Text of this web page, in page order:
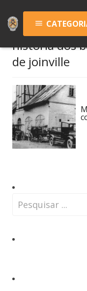
menu
história dos
de joinville